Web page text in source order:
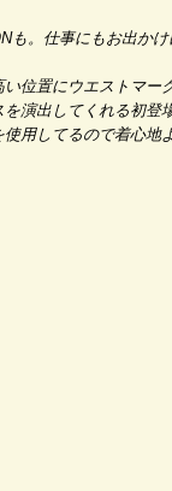
も。仕事にもお出かけ
位置にウエストマーク
を演出してくれる初
用してるので着心地